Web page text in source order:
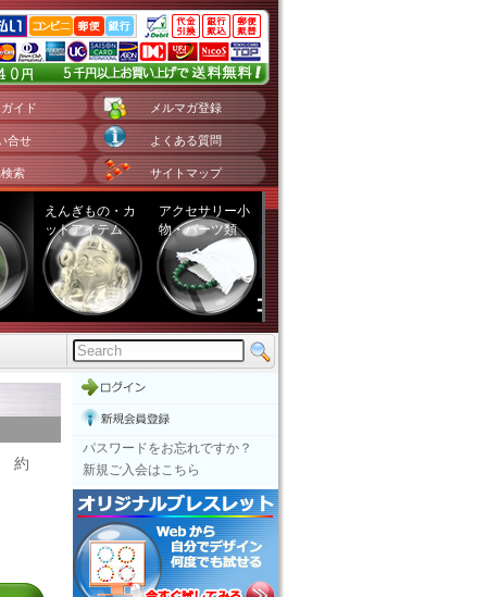
イド メルマガ登録
合せ よくある質問
索 サイトマップ
えんぎもの・カ
ットアイテム
アクセサリー小
物・パーツ類
約
パスワードをお忘れですか？
新規ご入会はこちら